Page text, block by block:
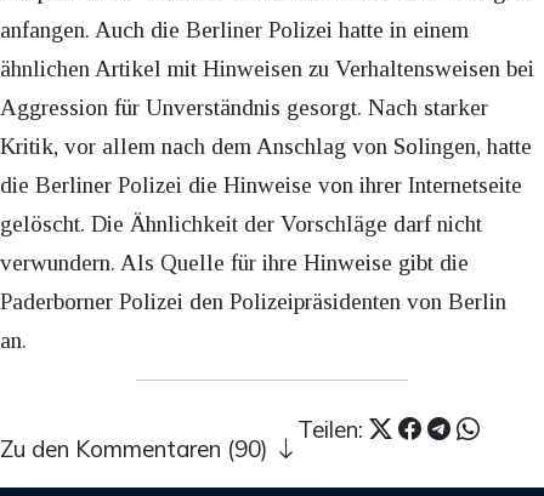
anfangen. Auch die Berliner Polizei hatte in einem
ähnlichen Artikel mit Hinweisen zu Verhaltensweisen bei
Aggression für Unverständnis gesorgt. Nach starker
Kritik, vor allem nach dem Anschlag von Solingen, hatte
die Berliner Polizei die Hinweise von ihrer Internetseite
gelöscht. Die Ähnlichkeit der Vorschläge darf nicht
verwundern. Als Quelle für ihre Hinweise gibt die
Paderborner Polizei den Polizeipräsidenten von Berlin
an.
Teilen:
Zu den Kommentaren (90)